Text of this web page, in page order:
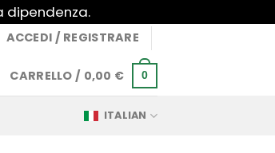
dipendenza.
ACCEDI / REGISTRARE
CARRELLO / 0,00 € 0
ITALIAN